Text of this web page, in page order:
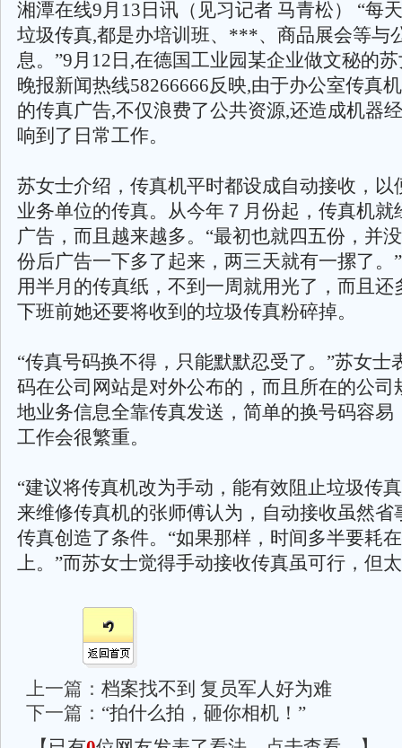
湘潭在线9月13日讯（见习记者 马青松） “每
垃圾传真,都是办培训班、***、商品展会等与
息。”9月12日,在德国工业园某企业做文秘的
晚报新闻热线58266666反映,由于办公室传真
的传真广告,不仅浪费了公共资源,还造成机器
响到了日常工作。
苏女士介绍，传真机平时都设成自动接收，以
业务单位的传真。从今年７月份起，传真机就
广告，而且越来越多。“最初也就四五份，并
份后广告一下多了起来，两三天就有一摞了。
用半月的传真纸，不到一周就用光了，而且还
下班前她还要将收到的垃圾传真粉碎掉。
“传真号码换不得，只能默默忍受了。”苏女士
码在公司网站是对外公布的，而且所在的公司
地业务信息全靠传真发送，简单的换号码容易
工作会很繁重。
“建议将传真机改为手动，能有效阻止垃圾传
来维修传真机的张师傅认为，自动接收虽然省
传真创造了条件。“如果那样，时间多半要耗
上。”而苏女士觉得手动接收传真虽可行，但
上一篇： 档案找不到 复员军人好为难
下一篇： “拍什么拍，砸你相机！”